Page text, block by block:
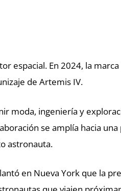
espacial. En 2024, la
de Artemis IV.
moda, ingeniería y
se amplía hacia
astronauta.
en Nueva York que la